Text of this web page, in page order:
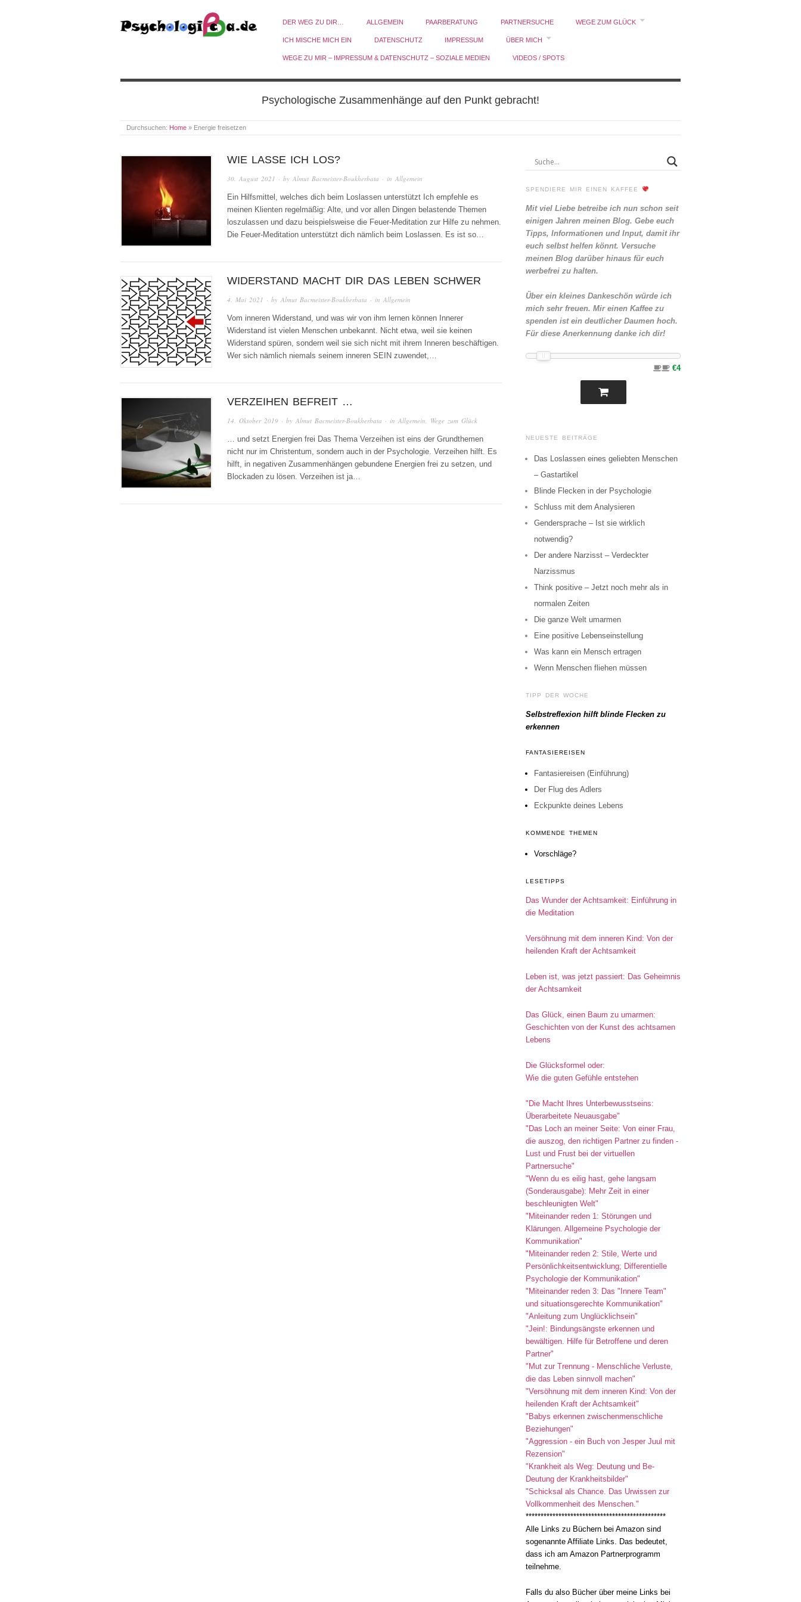
DER WEG ZU DIR… ALLGEMEIN PAARBERATUNG PARTNERSUCHE WEGE ZUM GLÜCK
ICH MISCHE MICH EIN DATENSCHUTZ IMPRESSUM ÜBER MICH
WEGE ZU MIR – IMPRESSUM & DATENSCHUTZ – SOZIALE MEDIEN VIDEOS / SPOTS
Psychologische Zusammenhänge auf den Punkt gebracht!
Durchsuchen: Home » Energie freisetzen
WIE LASSE ICH LOS?
30. August 2021 · by Almut Bacmeister-Boukherbata · in Allgemein
Ein Hilfsmittel, welches dich beim Loslassen unterstützt Ich empfehle es
meinen Klienten regelmäßig: Alte, und vor allen Dingen belastende Themen
loszulassen und dazu beispielsweise die Feuer-Meditation zur Hilfe zu nehmen.
Die Feuer-Meditation unterstützt dich nämlich beim Loslassen. Es ist so…
WIDERSTAND MACHT DIR DAS LEBEN SCHWER
4. Mai 2021 · by Almut Bacmeister-Boukherbata · in Allgemein
Vom inneren Widerstand, und was wir von ihm lernen können Innerer
Widerstand ist vielen Menschen unbekannt. Nicht etwa, weil sie keinen
Widerstand spüren, sondern weil sie sich nicht mit ihrem Inneren beschäftigen.
Wer sich nämlich niemals seinem inneren SEIN zuwendet,…
VERZEIHEN BEFREIT …
14. Oktober 2019 · by Almut Bacmeister-Boukherbata · in Allgemein Wege zum Glück
… und setzt Energien frei Das Thema Verzeihen ist eins der Grundthemen
nicht nur im Christentum, sondern auch in der Psychologie. Verzeihen hilft. Es
hilft, in negativen Zusammenhängen gebundene Energien frei zu setzen, und
Blockaden zu lösen. Verzeihen ist ja…
SPENDIERE MIR EINEN KAFFEE
Mit viel Liebe betreibe ich nun schon seit
einigen Jahren meinen Blog. Gebe euch
Tipps, Informationen und Input, damit ihr
euch selbst helfen könnt. Versuche
meinen Blog darüber hinaus für euch
werbefrei zu halten.
Über ein kleines Dankeschön würde ich
mich sehr freuen. Mir einen Kaffee zu
spenden ist ein deutlicher Daumen hoch.
Für diese Anerkennung danke ich dir!
€4
NEUESTE BEITRÄGE
Das Loslassen eines geliebten Menschen
– Gastartikel
Blinde Flecken in der Psychologie
Schluss mit dem Analysieren
Gendersprache – Ist sie wirklich
notwendig?
Der andere Narzisst – Verdeckter
Narzissmus
Think positive – Jetzt noch mehr als in
normalen Zeiten
Die ganze Welt umarmen
Eine positive Lebenseinstellung
Was kann ein Mensch ertragen
Wenn Menschen fliehen müssen
TIPP DER WOCHE
Selbstreflexion hilft blinde Flecken zu
erkennen
FANTASIEREISEN
Fantasiereisen (Einführung)
Der Flug des Adlers
Eckpunkte deines Lebens
KOMMENDE THEMEN
Vorschläge?
LESETIPPS
Das Wunder der Achtsamkeit: Einführung in
die Meditation
Versöhnung mit dem inneren Kind: Von der
heilenden Kraft der Achtsamkeit
Leben ist, was jetzt passiert: Das Geheimnis
der Achtsamkeit
Das Glück, einen Baum zu umarmen:
Geschichten von der Kunst des achtsamen
Lebens
Die Glücksformel oder:
Wie die guten Gefühle entstehen
"Die Macht Ihres Unterbewusstseins:
Überarbeitete Neuausgabe"
"Das Loch an meiner Seite: Von einer Frau,
die auszog, den richtigen Partner zu finden -
Lust und Frust bei der virtuellen
Partnersuche"
"Wenn du es eilig hast, gehe langsam
(Sonderausgabe): Mehr Zeit in einer
beschleunigten Welt"
"Miteinander reden 1: Störungen und
Klärungen. Allgemeine Psychologie der
Kommunikation"
"Miteinander reden 2: Stile, Werte und
Persönlichkeitsentwicklung; Differentielle
Psychologie der Kommunikation"
"Miteinander reden 3: Das "Innere Team"
und situationsgerechte Kommunikation"
"Anleitung zum Unglücklichsein"
"Jein!: Bindungsängste erkennen und
bewältigen. Hilfe für Betroffene und deren
Partner"
"Mut zur Trennung - Menschliche Verluste,
die das Leben sinnvoll machen"
"Versöhnung mit dem inneren Kind: Von der
heilenden Kraft der Achtsamkeit"
"Babys erkennen zwischenmenschliche
Beziehungen"
"Aggression - ein Buch von Jesper Juul mit
Rezension"
"Krankheit als Weg: Deutung und Be-
Deutung der Krankheitsbilder"
"Schicksal als Chance. Das Urwissen zur
Vollkommenheit des Menschen."
***********************************************
Alle Links zu Büchern bei Amazon sind
sogenannte Affiliate Links. Das bedeutet,
dass ich am Amazon Partnerprogramm
teilnehme.
Falls du also Bücher über meine Links bei